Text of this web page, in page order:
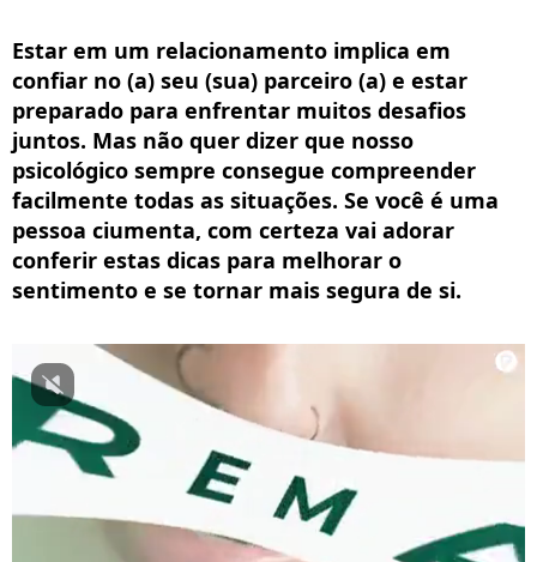
Estar em um relacionamento implica em
confiar no (a) seu (sua) parceiro (a) e estar
preparado para enfrentar muitos desafios
juntos. Mas não quer dizer que nosso
psicológico sempre consegue compreender
facilmente todas as situações. Se você é uma
pessoa ciumenta, com certeza vai adorar
conferir estas dicas para melhorar o
sentimento e se tornar mais segura de si.